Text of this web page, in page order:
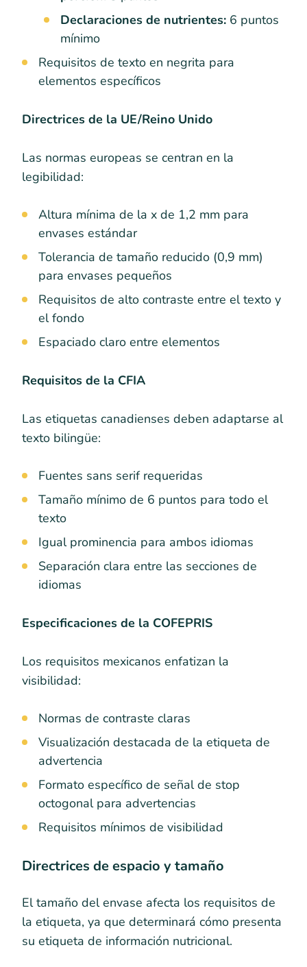
Declaraciones de nutrientes: 6 puntos
mínimo
Requisitos de texto en negrita para
elementos específicos
Directrices de la UE/Reino Unido
Las normas europeas se centran en la
legibilidad:
Altura mínima de la x de 1,2 mm para
envases estándar
Tolerancia de tamaño reducido (0,9 mm)
para envases pequeños
Requisitos de alto contraste entre el texto y
el fondo
Espaciado claro entre elementos
Requisitos de la CFIA
Las etiquetas canadienses deben adaptarse al
texto bilingüe:
Fuentes sans serif requeridas
Tamaño mínimo de 6 puntos para todo el
texto
Igual prominencia para ambos idiomas
Separación clara entre las secciones de
idiomas
Especificaciones de la COFEPRIS
Los requisitos mexicanos enfatizan la
visibilidad:
Normas de contraste claras
Visualización destacada de la etiqueta de
advertencia
Formato específico de señal de stop
octogonal para advertencias
Requisitos mínimos de visibilidad
Directrices de espacio y tamaño
El tamaño del envase afecta los requisitos de
la etiqueta, ya que determinará cómo presenta
su etiqueta de información nutricional.